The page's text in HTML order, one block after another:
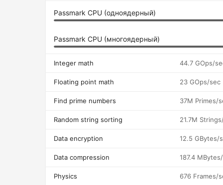
Passmark CPU (одноядерный)
Passmark CPU (многоядерный)
Integer math 44.7 GOps/
Floating point math 23 GOps/sec
Find prime numbers 37M Primes/
Random string sorting 21.7M
Data encryption 12.5 GBytes/
Data compression 187.4
Physics 676 Frames/